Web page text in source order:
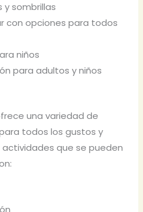
y sombrillas
con opciones para todos
niños
para adultos y niños
una variedad de
todos los gustos y
que se pueden